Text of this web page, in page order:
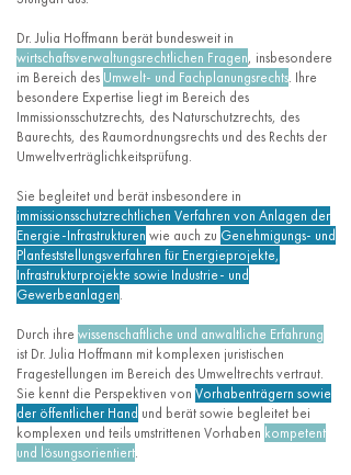
Dr. Julia Hoffmann berät bundesweit in
wirtschaftsverwaltungsrechtlichen Fragen, insbesondere
im Bereich des Umwelt- und Fachplanungsrechts. Ihre
besondere Expertise liegt im Bereich des
Immissionsschutzrechts, des Naturschutzrechts, des
Baurechts, des Raumordnungsrechts und des Rechts der
Umweltverträglichkeitsprüfung.
Sie begleitet und berät insbesondere in
immissionsschutzrechtlichen Verfahren von Anlagen der
Energie-Infrastrukturen wie auch zu Genehmigungs- und
Planfeststellungsverfahren für Energieprojekte,
Infrastrukturprojekte sowie Industrie- und
Gewerbeanlagen.
Durch ihre wissenschaftliche und anwaltliche Erfahrung
ist Dr. Julia Hoffmann mit komplexen juristischen
Fragestellungen im Bereich des Umweltrechts vertraut.
Sie kennt die Perspektiven von Vorhabenträgern sowie
der öffentlicher Hand und berät sowie begleitet bei
komplexen und teils umstrittenen Vorhaben kompetent
und lösungsorientiert.